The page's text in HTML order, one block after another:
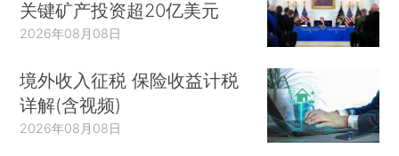
关键矿产投资超20亿美元
2026年08月08日
境外收入征税 保险收益计税
详解(含视频)
2026年08月08日